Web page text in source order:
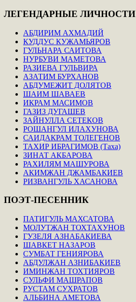
ЛЕГЕНДАРНЫЕ ЛИЧНОСТИ
АБДИРИМ АХМАДИЙ
КУДДУС КУЖАМЬЯРОВ
ГУЛЬНАРА САИТОВА
НУРБУВИ МАМЕТОВА
РАЗИЕВА ГУЛЬВИРА
АЗАТИМ БУРХАНОВ
АБДУМЕЖИТ ДОЛЯТОВ
ШАИМ ШАВАЕВ
ИКРАМ МАСИМОВ
ГАЗИЗ ДУГАШЕВ
ЗАЙНУЛЛА СЕТЕКОВ
РОШАНГУЛ ИЛАХУНОВА
САИДАКРАМ ТОЛЕГЕНОВ
ТАХИР ИБРАГИМОВ (Таха)
ЗИНАТ АКБАРОВА
РАХИЛЯМ МАШУРОВА
АКИМЖАН ДЖАМБАКИЕВ
РИЗВАНГУЛЬ ХАСАНОВА
ПОЭТ-ПЕСЕННИК
ПАТИГУЛЬ МАХСАТОВА
МОЛУТЖАН ТОХТАХУНОВ
ГУЗЕЛЯ АЗНАБАКИЕВА
ШАВКЕТ НАЗАРОВ
СУМБАТ ГЕНИЯРОВА
АБДУЛЖАН АЗНИБАКИЕВ
ИМИНЖАН ТОХТИЯРОВ
СУЛЬФИ МАШРАПОВ
РУСТАМ СУХРАТОВ
АЛЬБИНА АМЕТОВА